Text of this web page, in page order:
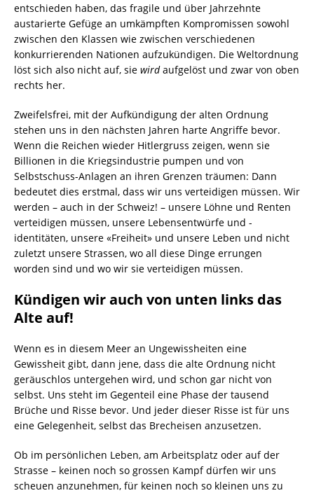
entschieden haben, das fragile und über Jahrzehnte
austarierte Gefüge an umkämpften Kompro­missen sowohl
zwischen den Klassen wie zwischen verschiedenen
konkurrierenden Nationen aufzukündi­gen. Die Weltordnung
löst sich also nicht auf, sie wirdaufgelöst und zwar von oben
rechts her.
Zweifelsfrei, mit der Aufkündigung der alten Ordnung
stehen uns in den nächsten Jahren harte Angriffe bevor.
Wenn die Reichen wieder Hitlergruss zeigen, wenn sie
Billionen in die Kriegsindustrie pumpen und von
Selbstschuss-Anlagen an ihren Grenzen träumen: Dann
bedeutet dies erstmal, dass wir uns verteidigen müssen. Wir
werden – auch in der Schweiz! – unsere Löhne und Renten
verteidigen müssen, unsere Lebens­entwürfe und -
identitäten, unsere «Freiheit» und unsere Leben und nicht
zuletzt unsere Strassen, wo all diese Dinge errungen
worden sind und wo wir sie verteidigen müssen.
Kündigen wir auch von unten links das
Alte auf!
Wenn es in diesem Meer an Ungewissheiten eine
Gewissheit gibt, dann jene, dass die alte Ordnung nicht
geräuschlos untergehen wird, und schon gar nicht von
selbst. Uns steht im Gegenteil eine Phase der tausend
Brüche und Risse bevor. Und jeder dieser Risse ist für uns
eine Gelegenheit, selbst das Brecheisen anzusetzen.
Ob im persönlichen Leben, am Arbeitsplatz oder auf der
Strasse – keinen noch so grossen Kampf dürfen wir uns
scheuen anzunehmen, für keinen noch so kleinen uns zu